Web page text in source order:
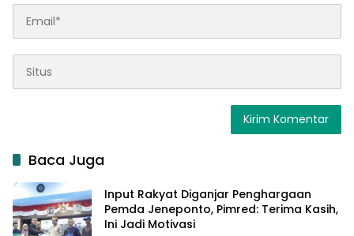
Baca Juga
Input Rakyat Diganjar Penghargaan
Pemda Jeneponto, Pimred: Terima Kasih,
Ini Jadi Motivasi